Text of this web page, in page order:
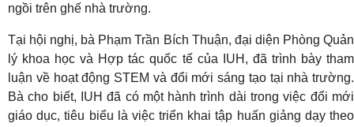
ngồi trên ghế nhà trường.
Tại hội nghị, bà Phạm Trần Bích Thuận, đại diện Phòng Quản
lý khoa học và Hợp tác quốc tế của IUH, đã trình bày tham
luận về hoạt động STEM và đổi mới sáng tạo tại nhà trường.
Bà cho biết, IUH đã có một hành trình dài trong việc đổi mới
giáo dục, tiêu biểu là việc triển khai tập huấn giảng dạy theo